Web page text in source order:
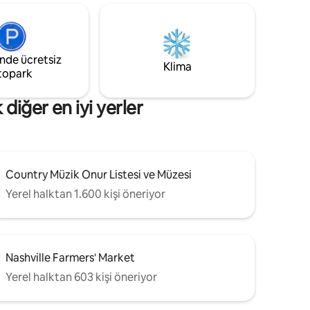
sunuyoruz. Amacımız, kendinizi
evinizdeymişsiniz gibi hissetmenizi
sağlamaktır. STRP İzni #2018072944
ücretsiz
Klima
diğer en iyi yerler
Country Müzik Onur Listesi ve Müzesi
Yerel halktan 1.600 kişi öneriyor
Nashville Farmers' Market
Yerel halktan 603 kişi öneriyor